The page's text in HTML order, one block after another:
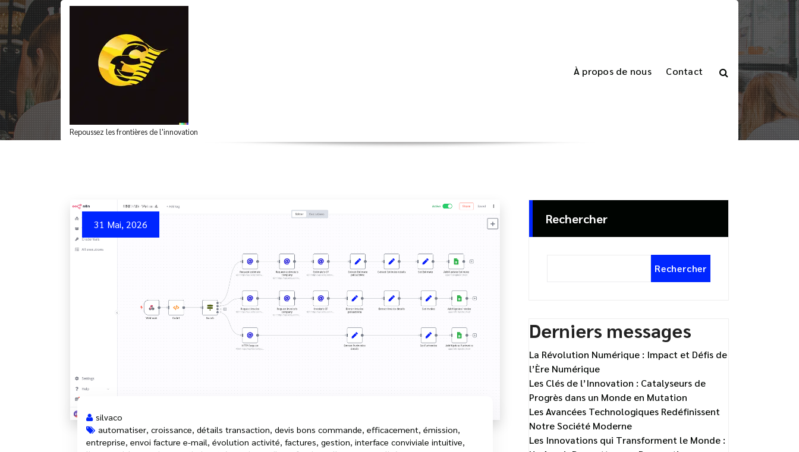
Aller
au
contenu
Repoussez les frontières de l'innovation
À propos de nous Contact
31 Mai, 2026
silvaco
automatiser, croissance, détails transaction, devis bons commande, efficacement, émission,
entreprise, envoi facture e-mail, évolution activité, factures, gestion, interface conviviale intuitive,
Rechercher
Rechercher
Derniers messages
La Révolution Numérique : Impact et Défis de
l’Ère Numérique
Les Clés de l’Innovation : Catalyseurs de
Progrès dans un Monde en Mutation
Les Avancées Technologiques Redéfinissent
Notre Société Moderne
Les Innovations qui Transforment le Monde :